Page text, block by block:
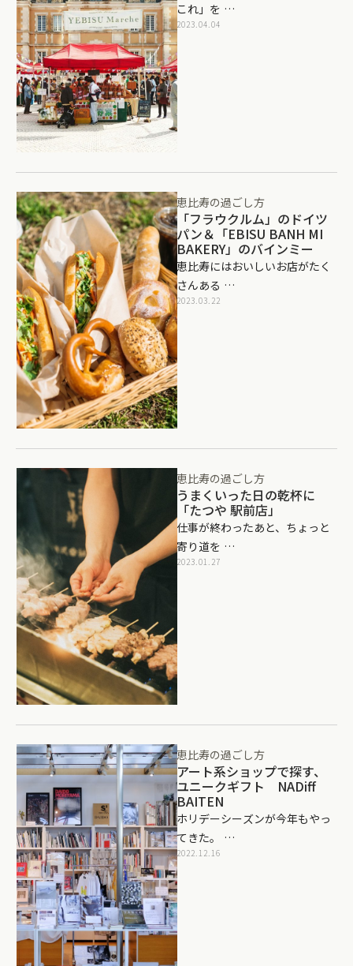
これ」を …
2023.04.04
恵比寿の過ごし方
「フラウクルム」のドイツ
パン＆「EBISU BANH MI
BAKERY」のバインミー
恵比寿にはおいしいお店がたく
さんある …
2023.03.22
恵比寿の過ごし方
うまくいった日の乾杯に
「たつや 駅前店」
仕事が終わったあと、ちょっと
寄り道を …
2023.01.27
恵比寿の過ごし方
アート系ショップで探す、
ユニークギフト NADiff
BAITEN
ホリデーシーズンが今年もやっ
てきた。 …
2022.12.16